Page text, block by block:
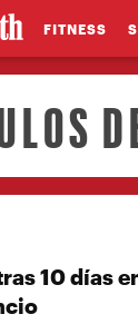
FITNESS
10 días